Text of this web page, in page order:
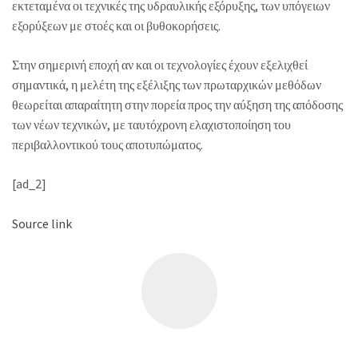
εκτεταμένα οι τεχνικές της υδραυλικής εξόρυξης, των υπόγειων
εξορύξεων με στοές και οι βυθοκορήσεις.
Στην σημερινή εποχή αν και οι τεχνολογίες έχουν εξελιχθεί
σημαντικά, η μελέτη της εξέλιξης των πρωταρχικών μεθόδων
θεωρείται απαραίτητη στην πορεία προς την αύξηση της απόδοσης
των νέων τεχνικών, με ταυτόχρονη ελαχιστοποίηση του
περιβαλλοντικού τους αποτυπώματος.
[ad_2]
Source link